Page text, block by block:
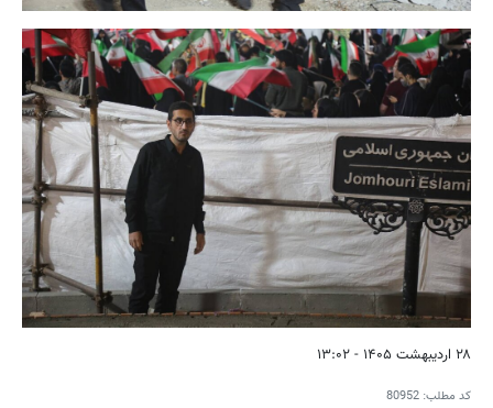
۲۸ اردیبهشت ۱۴۰۵ - ۱۳:۰۲
کد مطلب: 80952